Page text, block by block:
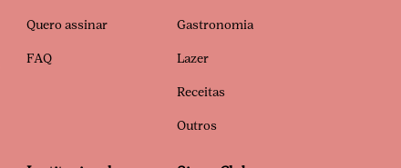
Quero assinar
FAQ
Gastronomia
Lazer
Receitas
Outros